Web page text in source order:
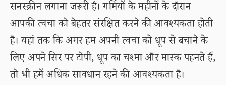
सनस्क्रीन लगाना जरूरी है। गर्मियों के महीनों के दौरान
आपकी त्वचा को बेहतर संरक्षित करने की आवश्यकता होती
है। यहां तक कि अगर हम अपनी त्वचा को धूप से बचाने के
लिए अपने सिर पर टोपी, धूप का चश्मा और मास्क पहनते हैं,
तो भी हमें अधिक सावधान रहने की आवश्यकता है।